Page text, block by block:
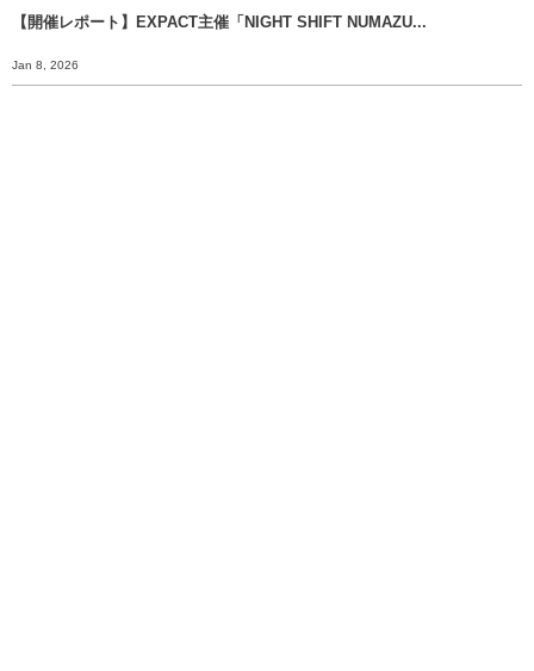
【開催レポート】EXPACT主催「NIGHT SHIFT NUMAZU...
Jan 8, 2026